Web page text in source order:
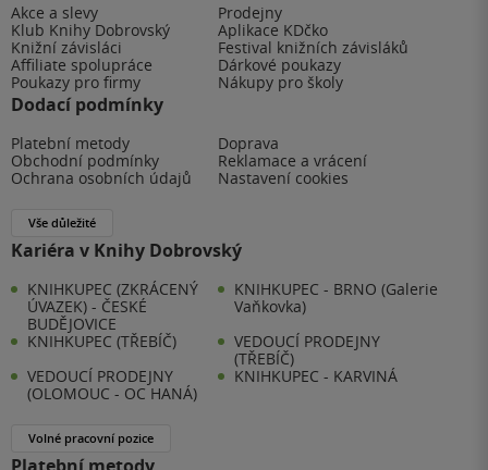
Akce a slevy
Prodejny
Klub Knihy Dobrovský
Aplikace KDčko
Knižní závisláci
Festival knižních závisláků
Affiliate spolupráce
Dárkové poukazy
Poukazy pro firmy
Nákupy pro školy
Dodací podmínky
Platební metody
Doprava
Obchodní podmínky
Reklamace a vrácení
Ochrana osobních údajů
Nastavení cookies
Vše důležité
Kariéra v Knihy Dobrovský
KNIHKUPEC (ZKRÁCENÝ
ÚVAZEK) - ČESKÉ
BUDĚJOVICE
KNIHKUPEC - BRNO (Galerie
Vaňkovka)
KNIHKUPEC (TŘEBÍČ)
VEDOUCÍ PRODEJNY
(TŘEBÍČ)
VEDOUCÍ PRODEJNY
(OLOMOUC - OC HANÁ)
KNIHKUPEC - KARVINÁ
Volné pracovní pozice